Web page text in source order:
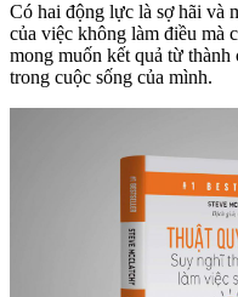
Có hai động lực là sợ hãi và
của việc không làm điều mà
mong muốn kết quả từ thành
trong cuộc sống của mình.